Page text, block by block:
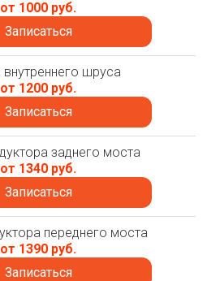
от 1000 руб.
Записаться
шруса
от 1200 руб.
Записаться
заднего моста
от 1340 руб.
Записаться
переднего моста
от 1390 руб.
Записаться